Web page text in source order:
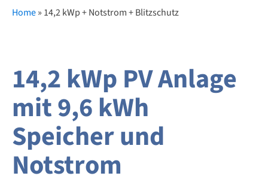
Home» 14,2 kWp + Notstrom + Blitzschutz
14,2 kWp PV Anlage
mit 9,6 kWh
Speicher und
Notstrom